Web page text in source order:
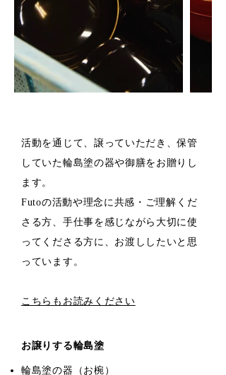
活動を通じて、譲っていただき、保管
していた輪島塗の器や御膳をお贈りし
ます。
Futoの活動や理念に共感・ご理解くだ
さる方、手仕事を感じながら大切に使
ってくださる方に、お渡ししたいと思
っています。​
こちらもお読みください
お譲りする輪島塗
輪島塗の器（お椀）